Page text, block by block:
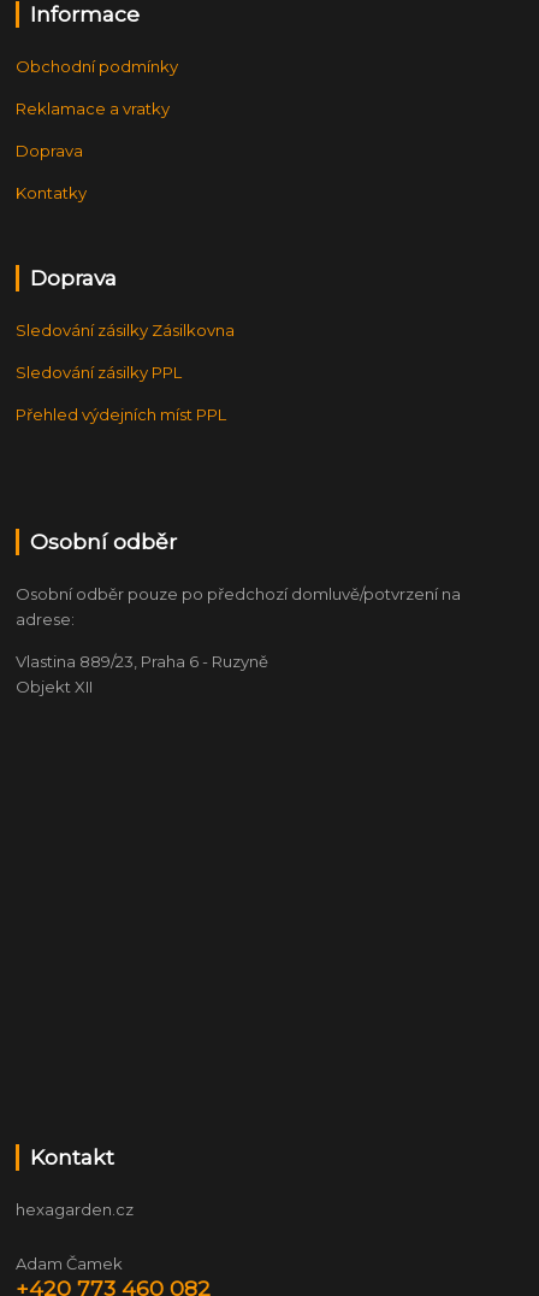
Informace
Obchodní podmínky
Reklamace a vratky
Doprava
Kontatky
Doprava
Sledování zásilky Zásilkovna
Sledování zásilky PPL
Přehled výdejních míst PPL
Osobní odběr
Osobní odběr pouze po předchozí domluvě/potvrzení na
adrese:
Vlastina 889/23, Praha 6 - Ruzyně
Objekt XII
Kontakt
hexagarden.cz
Adam Čamek
+420 773 460 082